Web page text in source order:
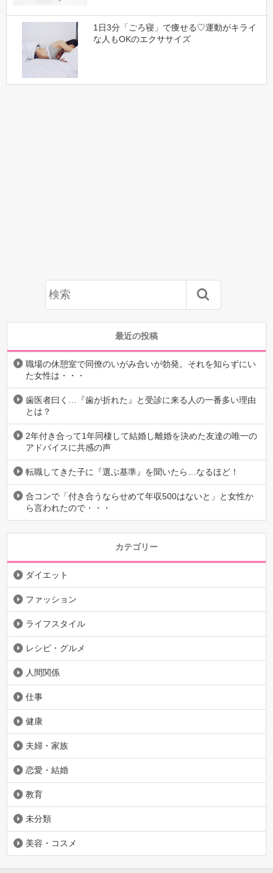
1日3分「ごろ寝」で痩せる♡運動がキライ
な人もOKのエクササイズ
最近の投稿
職場の休憩室で同僚のいがみ合いが勃発。それを知らずにい
た女性は・・・
歯医者曰く…『歯が折れた』と受診に来る人の一番多い理由
とは？
2年付き合って1年同棲して結婚し離婚を決めた友達の唯一の
アドバイスに共感の声
転職してきた子に『選ぶ基準』を聞いたら…なるほど！
合コンで「付き合うならせめて年収500はないと」と女性か
ら言われたので・・・
カテゴリー
ダイエット
ファッション
ライフスタイル
レシピ・グルメ
人間関係
仕事
健康
夫婦・家族
恋愛・結婚
教育
未分類
美容・コスメ